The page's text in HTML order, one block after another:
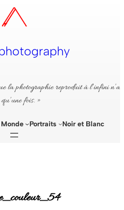
la photographie reproduit à l’infini n’a
fois. »
Portraits Noir et Blanc